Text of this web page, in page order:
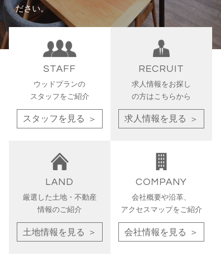
ださい。
STAFF
ウッドプランの
スタッフをご紹介
スタッフを見る
RECRUIT
求人情報をお探し
の方はこちらから
求人情報を見る
LAND
厳選した土地・不動産
情報のご紹介
土地情報を見る
COMPANY
会社概要や沿革、
アクセスマップをご紹介
会社情報を見る